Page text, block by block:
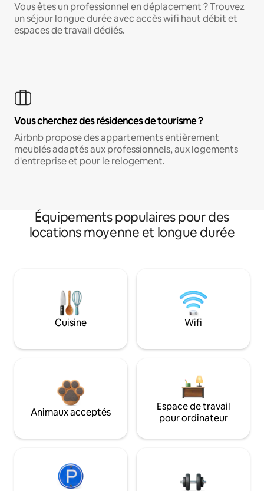
Vous êtes un professionnel en déplacement ? Trouvez
un séjour longue durée avec accès wifi haut débit et
espaces de travail dédiés.
Vous cherchez des résidences de tourisme ?
Airbnb propose des appartements entièrement
meublés adaptés aux professionnels, aux logements
d'entreprise et pour le relogement.
Équipements populaires pour des
locations moyenne et longue durée
Cuisine Wifi
Animaux acceptés
Espace de travail
pour ordinateur